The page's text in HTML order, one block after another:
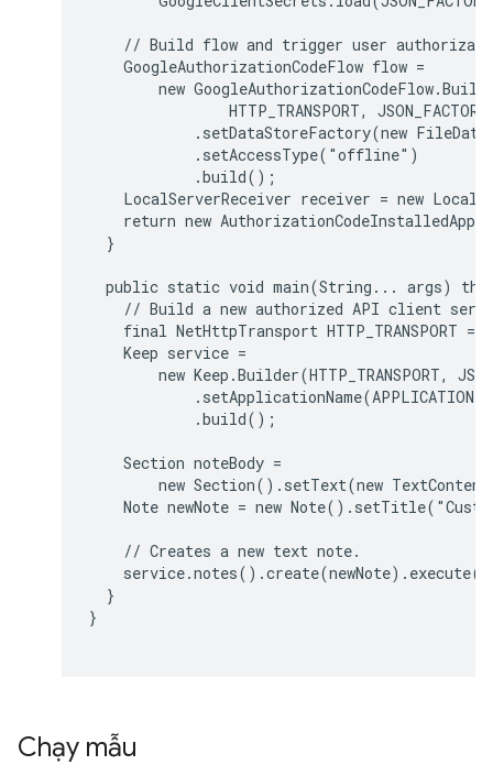
// Build flow and trigger user
    GoogleAuthorizationCodeFlow flow =
new
HTTP_TRANSPORT,
.setDataStoreFactory(new
            .setAccessType("offline")
            .build();
LocalServerReceiver receiver = new
return new
  }
public static void main(String... args)
// Build a new authorized API client
final NetHttpTransport HTTP_TRANSPORT =
    Keep service =
new Keep.Builder(HTTP_TRANSPORT,
            .build();
    Section noteBody =
new Section().setText(new
Note newNote = new
    // Creates a new text note.
  }
}
Chạy mẫu